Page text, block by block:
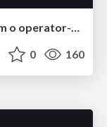
Criando Kubernetes Operators com o operator-sdk
0 160